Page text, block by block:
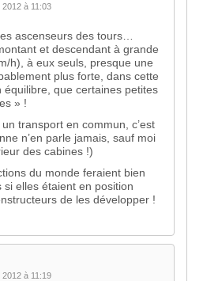
à 11:03
ascenseurs des tours…
et descendant à grande
h), à eux seuls, presque une
plus forte, dans cette
équilibre, que certaines petites
» !
un transport en commun, c’est
n’en parle jamais, sauf moi
des cabines !)
du monde feraient bien
si elles étaient en position
de les développer !
à 11:19